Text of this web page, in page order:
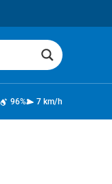
96% 7 km/h